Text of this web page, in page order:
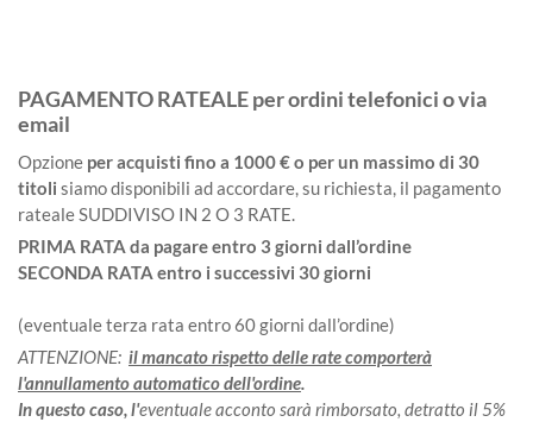
PAGAMENTO RATEALE per ordini telefonici o via
email
Opzione per acquisti fino a 1000 € o per un massimo di 30
titoli siamo disponibili ad accordare, su richiesta, il pagamento
rateale SUDDIVISO IN 2 O 3 RATE.
PRIMA RATA da pagare entro 3 giorni dall’ordine
SECONDA RATA entro i successivi 30 giorni
(eventuale terza rata entro 60 giorni dall’ordine)
ATTENZIONE: il mancato rispetto delle rate comporterà
l'annullamento automatico dell'ordine.
In questo caso, l'eventuale acconto sarà rimborsato, detratto il 5%